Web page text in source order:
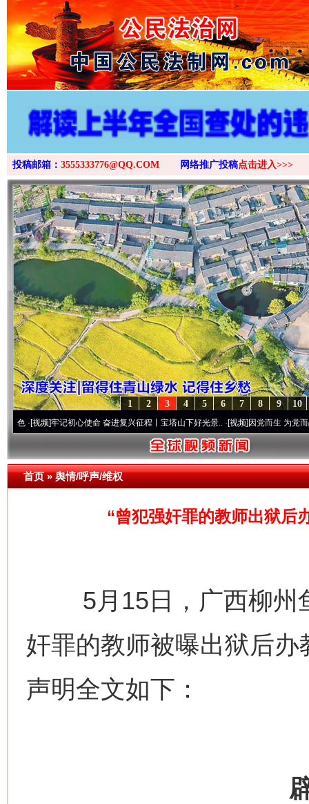
>
投稿邮箱： 3555333776@QQ.COM 网络推广投稿点击进入>>>
10
9
8
7
6
5
4
3
2
1
牢记初心使命 奋进复兴征程丨宝塔山下好光景..·[视频]因党而生 为党而战——百
首页»舆情/呼声/维权
“曾犯强奸罪的教师出狱后
5月15日，广西柳州鱼
奸罪的教师被曝出狱后办
声明全文如下：